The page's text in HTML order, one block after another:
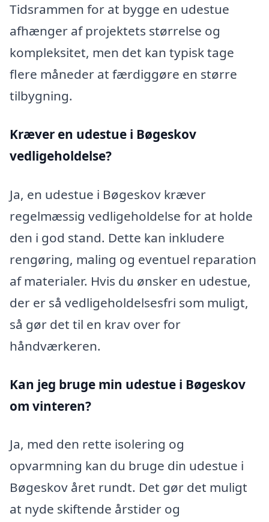
Tidsrammen for at bygge en udestue
afhænger af projektets størrelse og
kompleksitet, men det kan typisk tage
flere måneder at færdiggøre en større
tilbygning.
Kræver en udestue i Bøgeskov
vedligeholdelse?
Ja, en udestue i Bøgeskov kræver
regelmæssig vedligeholdelse for at holde
den i god stand. Dette kan inkludere
rengøring, maling og eventuel reparation
af materialer. Hvis du ønsker en udestue,
der er så vedligeholdelsesfri som muligt,
så gør det til en krav over for
håndværkeren.
Kan jeg bruge min udestue i Bøgeskov
om vinteren?
Ja, med den rette isolering og
opvarmning kan du bruge din udestue i
Bøgeskov året rundt. Det gør det muligt
at nyde skiftende årstider og